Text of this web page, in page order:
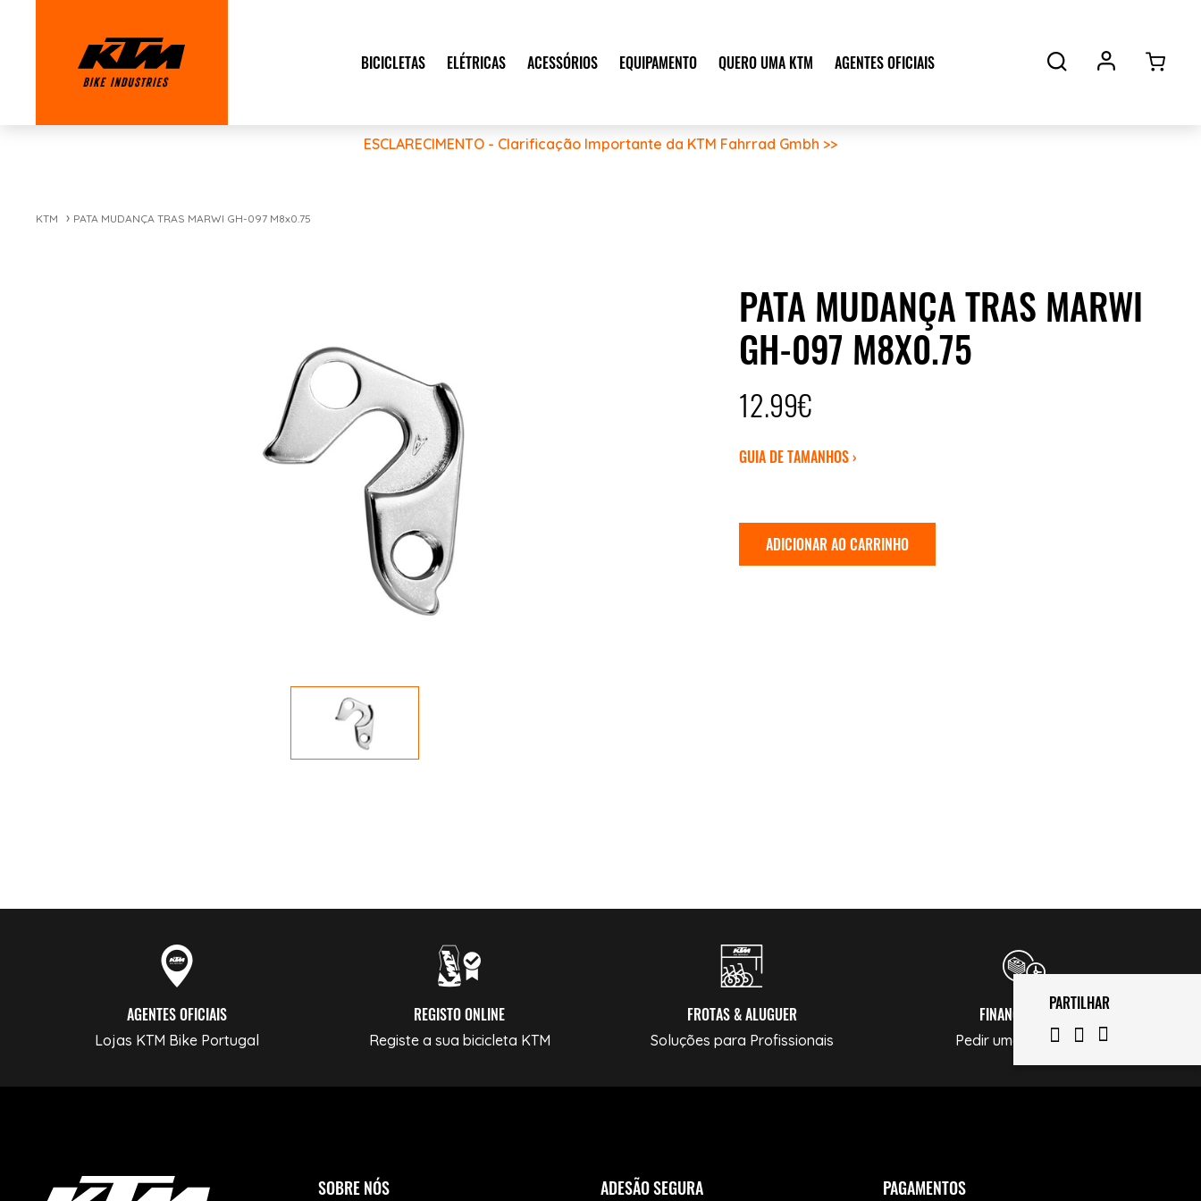
BICICLETAS ELÉTRICAS ACESSÓRIOS EQUIPAMENTO QUERO UMA KTM AGENTES OFICIAIS
ESCLARECIMENTO - Clarificação Importante da KTM Fahrrad Gmbh >>
KTM PATA MUDANÇA TRAS MARWI GH-097 M8x0.75
PARTILHAR
PATA MUDANÇA TRAS MARWI
GH-097 M8X0.75
12.99€
GUIA DE TAMANHOS ›
ADICIONAR AO CARRINHO
AGENTES OFICIAIS
Lojas KTM Bike Portugal
REGISTO ONLINE
Registe a sua bicicleta KTM
FROTAS & ALUGUER
Soluções para Profissionais
FINANCIAMENTO
Pedir uma Simulação
SOBRE NÓS ADESÃO SEGURA PAGAMENTOS